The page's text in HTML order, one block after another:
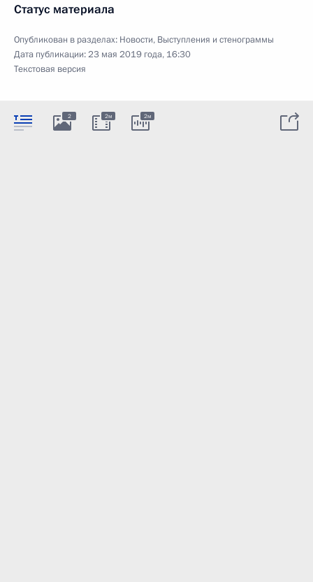
Статус материала
Опубликован в разделах: Новости, Выступления и стенограммы
Дата публикации:23 мая 2019 года, 16:30
Текстовая версия
2 2м 2м